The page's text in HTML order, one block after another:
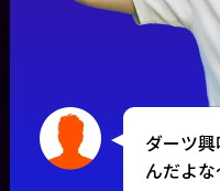
ダーツ
んだよ